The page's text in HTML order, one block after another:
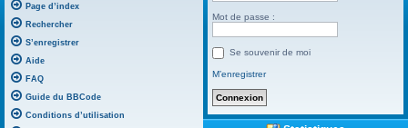
Page d’index
Rechercher
S’enregistrer
Aide
FAQ
Guide du BBCode
Conditions d’utilisation
Mot de passe :
Se souvenir de moi
M’enregistrer